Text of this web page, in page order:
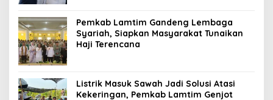
Pemkab Lamtim Gandeng Lembaga
Syariah, Siapkan Masyarakat Tunaikan
Haji Terencana
Listrik Masuk Sawah Jadi Solusi Atasi
Kekeringan, Pemkab Lamtim Genjot